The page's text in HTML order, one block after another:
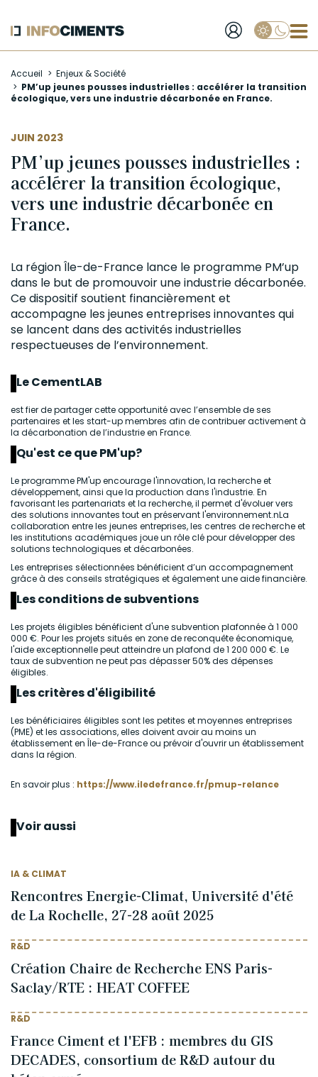
au
contenu
Accueil
Enjeux & Société
PM’up jeunes pousses industrielles : accélérer la transition
écologique, vers une industrie décarbonée en France.
JUIN 2023
PM’up jeunes pousses industrielles :
accélérer la transition écologique,
vers une industrie décarbonée en
France.
La région Île-de-France lance le programme PM’up
dans le but de promouvoir une industrie décarbonée.
Ce dispositif soutient financièrement et
accompagne les jeunes entreprises innovantes qui
se lancent dans des activités industrielles
respectueuses de l’environnement.
Le CementLAB
est fier de partager cette opportunité avec l’ensemble de ses
partenaires et les start-up membres afin de contribuer activement à
la décarbonation de l’industrie en France.
Qu'est ce que PM'up?
Le programme PM'up encourage l'innovation, la recherche et
développement, ainsi que la production dans l'industrie. En
favorisant les partenariats et la recherche, il permet d'évoluer vers
des solutions innovantes tout en préservant l'environnement.nLa
collaboration entre les jeunes entreprises, les centres de recherche et
les institutions académiques joue un rôle clé pour développer des
solutions technologiques et décarbonées.
Les entreprises sélectionnées bénéficient d’un accompagnement
grâce à des conseils stratégiques et également une aide financière.
Les conditions de subventions
Les projets éligibles bénéficient d'une subvention plafonnée à 1 000
000 €. Pour les projets situés en zone de reconquête économique,
l'aide exceptionnelle peut atteindre un plafond de 1 200 000 €. Le
taux de subvention ne peut pas dépasser 50% des dépenses
éligibles.
Les critères d'éligibilité
Les bénéficiaires éligibles sont les petites et moyennes entreprises
(PME) et les associations, elles doivent avoir au moins un
établissement en Île-de-France ou prévoir d'ouvrir un établissement
dans la région.
En savoir plus : https://www.iledefrance.fr/pmup-relance
Voir aussi
IA & CLIMAT
Rencontres Energie-Climat, Université d'été
de La Rochelle, 27-28 août 2025
R&D
Création Chaire de Recherche ENS Paris-
Saclay/RTE : HEAT COFFEE
R&D
France Ciment et l'EFB : membres du GIS
DECADES, consortium de R&D autour du